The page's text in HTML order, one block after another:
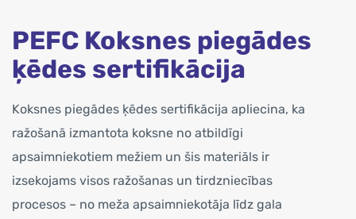
PEFC Koksnes piegādes
ķēdes sertifikācija
Koksnes piegādes ķēdes sertifikācija apliecina, ka
ražošanā izmantota koksne no atbildīgi
apsaimniekotiem mežiem un šis materiāls ir
izsekojams visos ražošanas un tirdzniecības
procesos – no meža apsaimniekotāja līdz gala